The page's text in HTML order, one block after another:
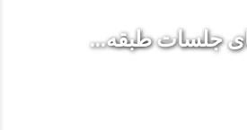
جلسات طبقه...